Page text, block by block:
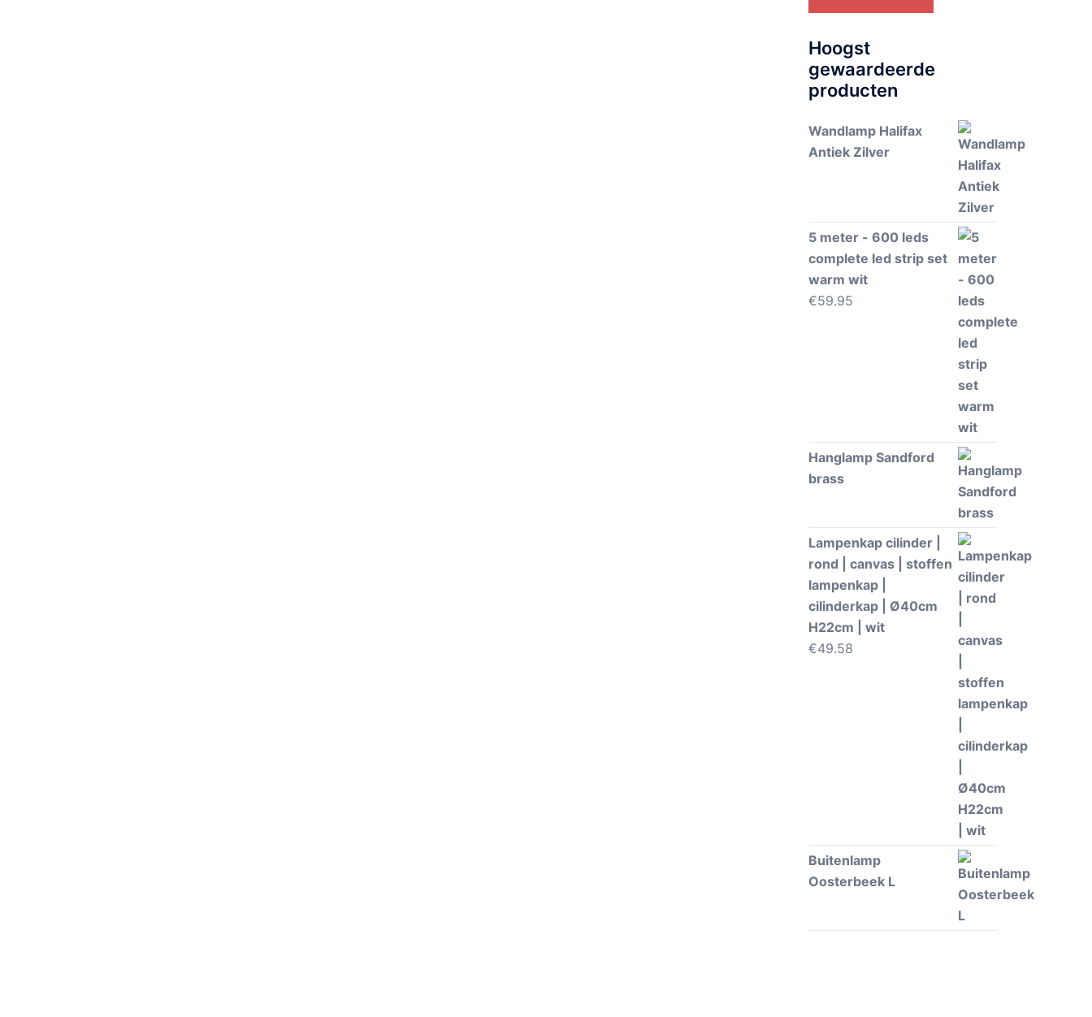
Hoogst
gewaardeerde
producten
Wandlamp Halifax
Antiek Zilver
5 meter - 600 leds
complete led strip set
warm wit
€59.95
Hanglamp Sandford
brass
Lampenkap cilinder |
rond | canvas | stoffen
lampenkap |
cilinderkap | Ø40cm
H22cm | wit
€49.58
Buitenlamp
Oosterbeek L